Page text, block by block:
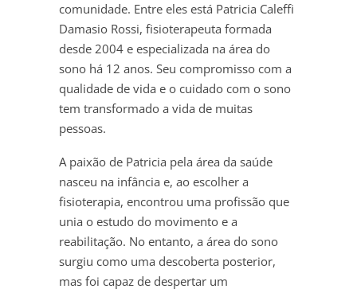
comunidade. Entre eles está Patricia Caleffi
Damasio Rossi, fisioterapeuta formada
desde 2004 e especializada na área do
sono há 12 anos. Seu compromisso com a
qualidade de vida e o cuidado com o sono
tem transformado a vida de muitas
pessoas.
A paixão de Patricia pela área da saúde
nasceu na infância e, ao escolher a
fisioterapia, encontrou uma profissão que
unia o estudo do movimento e a
reabilitação. No entanto, a área do sono
surgiu como uma descoberta posterior,
mas foi capaz de despertar um